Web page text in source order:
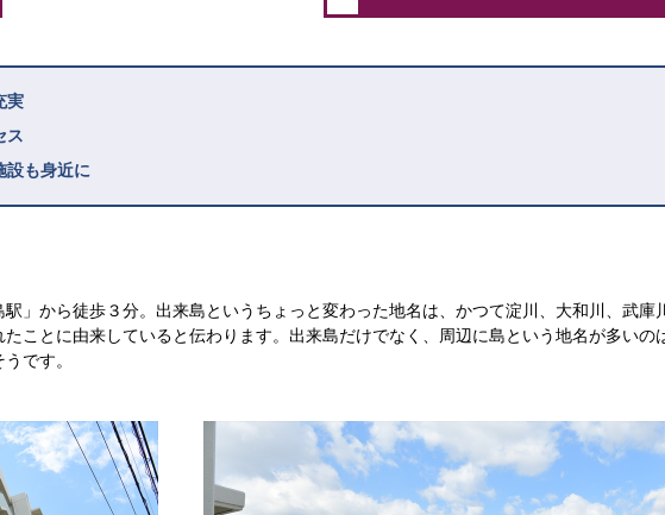
実
ス
設も身近に
」から徒歩３分。出来島というちょっと変わった地名は、かつて淀川、大和川、武庫
ことに由来していると伝わります。出来島だけでなく、周辺に島という地名が多いの
です。